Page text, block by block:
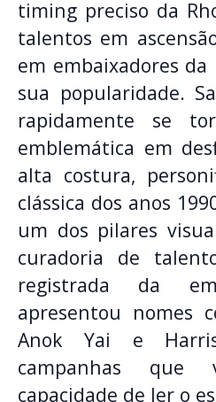
timing preciso da
talentos em
em embaixadores
sua popularidade.
rapidamente se
emblemática em
alta costura,
clássica dos anos
um dos pilares
curadoria de
registrada da
apresentou nomes
Anok Yai e
campanhas que
capacidade de ler o